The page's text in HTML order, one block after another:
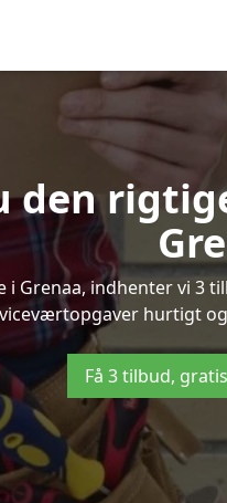
den
Grenaa, indhenter vi 3
viceværtopgaver hurtigt
Få 3 tilbud,